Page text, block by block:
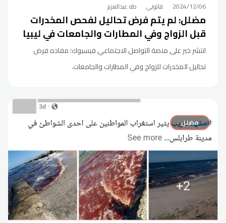
2024/12/06 قانوني طه عبدالعزيز
مضلل: لم يتم فرض تحاليل لفحص المخدرات
قبل الزواج وفي المطارات والجامعات في ليبيا
انتشر خبر على منصة التواصل الاجتماعي فيسبوك؛ مفاده فرض
تحاليل المخدرات للزواج وفي المطارات والجامعات.
مضلل